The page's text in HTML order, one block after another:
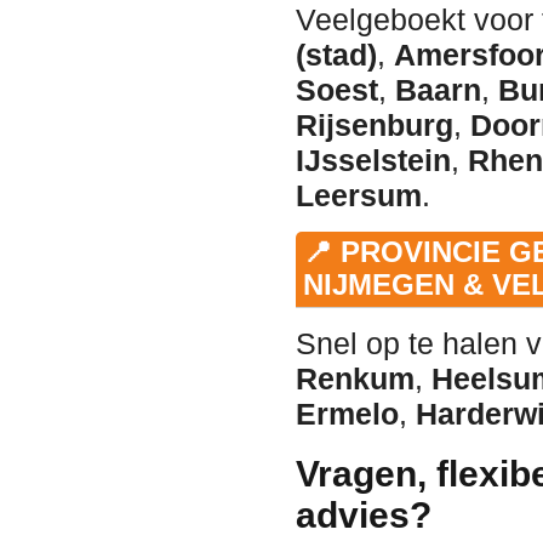
Veelgeboekt
(stad),
Soest, Baarn,
Rijsenburg,
IJsselstein,
Leersum.
📍 PROVINCIE
NIJMEGEN &
Snel op te halen
Renkum,
Ermelo,
Vragen,
advies?